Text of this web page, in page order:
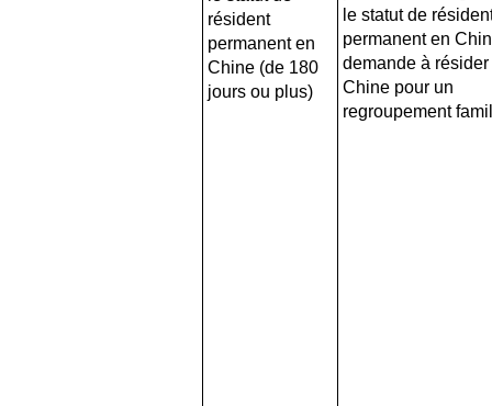
résident
permanent en
Chine (de 180
jours ou plus)
le statut de
permanent en
demande à
Chine pour un
regroupement